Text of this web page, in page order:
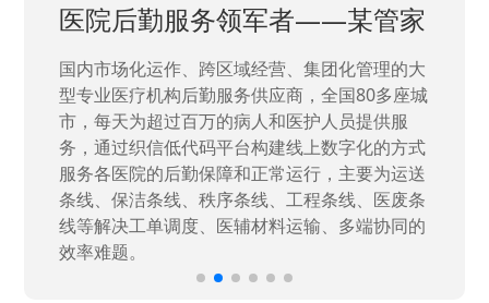
中国兵器工业集团——银光化学
国家“一五”期间156个重点项目之一。属于国家
高新技术企业，在信息化升级建设中，存在大
量“小、散、碎”的信息化需求，需要投入大量人
力资源进行开发，通过引入织信低代码平台，解
决当下遇到的各类业务难题，提升整体的IT研发
效率。